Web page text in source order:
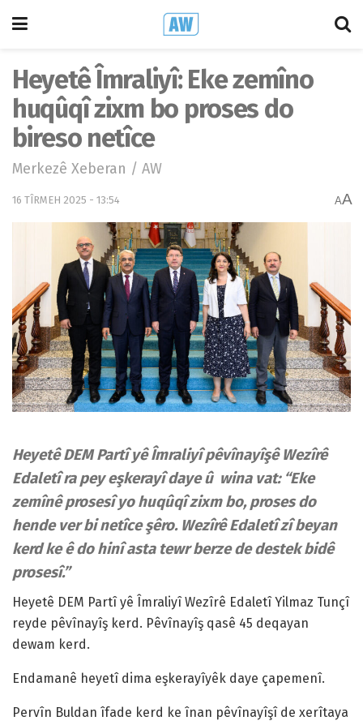
Heyetê Îmraliyî: Eke zemîno
huqûqî zixm bo proses do
bireso netîce
Merkezê Xeberan / AW
16 TÎRMEH 2025 - 13:54 AA
Heyetê DEM Partî yê Îmraliyî pêvînayîşê Wezîrê
Edaletî ra pey eşkerayî daye û wina vat: “Eke
zemînê prosesî yo huqûqî zixm bo, proses do
hende ver bi netîce şêro. Wezîrê Edaletî zî beyan
kerd ke ê do hinî asta tewr berze de destek bidê
prosesî.”
Heyetê DEM Partî yê Îmraliyî Wezîrê Edaletî Yilmaz Tunçî
reyde pêvînayîş kerd. Pêvînayîş qasê 45 deqayan
dewam kerd.
Endamanê heyetî dima eşkerayîyêk daye çapemenî.
Pervîn Buldan îfade kerd ke înan pêvînayîşî de xerîtaya